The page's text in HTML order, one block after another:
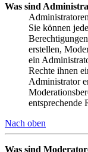
Was sind
Sie können
erstellen,
ein
Rechte ihnen
Administrator
entsprechende
Nach oben
Was sind